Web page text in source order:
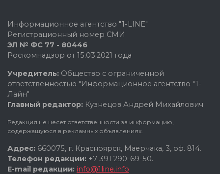
Информационное агентство "1-LINE"
Регистрационный номер СМИ
ЭЛ № ФС 77 - 80446
Роскомнадзор от 15.03.2021 года
Учредитель: Общество с ограниченной
ответственностью "Информационное агентство "1-
Лайн"
Главный редактор: Кузнецов Андрей Михайлович
Редакция не несет ответственности за информацию,
содержащуюся в рекламных объявлениях.
Адрес: 660075, г. Красноярск, Маерчака, 3, оф. 814.
Телефон редакции: +7 391 290-69-50.
E-mail редакции: info@1line.info